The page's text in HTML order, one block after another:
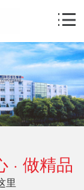
· 做精品
里